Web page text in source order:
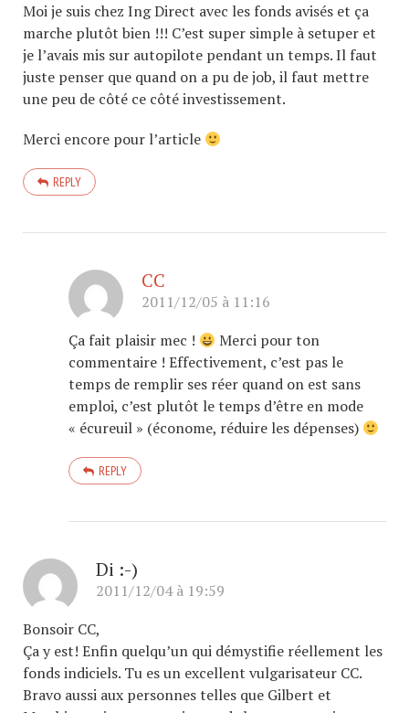
Moi je suis chez Ing Direct avec les fonds avisés et ça
marche plutôt bien !!! C’est super simple à setuper et
je l’avais mis sur autopilote pendant un temps. Il faut
juste penser que quand on a pu de job, il faut mettre
une peu de côté ce côté investissement.
Merci encore pour l’article
REPLY
CC
2011/12/05 à 11:16
Ça fait plaisir mec !
Merci pour ton
commentaire ! Effectivement, c’est pas le
temps de remplir ses réer quand on est sans
emploi, c’est plutôt le temps d’être en mode
« écureuil » (économe, réduire les dépenses)
REPLY
Di :-)
2011/12/04 à 19:59
Bonsoir CC,
Ça y est! Enfin quelqu’un qui démystifie réellement les
fonds indiciels. Tu es un excellent vulgarisateur CC.
Bravo aussi aux personnes telles que Gilbert et